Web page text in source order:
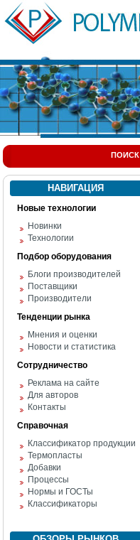
ПОИСК
НАВИГАЦИЯ
Новые технологии
Новинки
Технологии
Подбор оборудования
Блоги производителей
Поставщики
Производители
Тенденции рынка
Мнения и оценки
Новости и статистика
Сотрудничество
Реклама на сайте
Для авторов
Контакты
Справочная
Классификатор продукции
Термопласты
Добавки
Процессы
Нормы и ГОСТы
Классификаторы